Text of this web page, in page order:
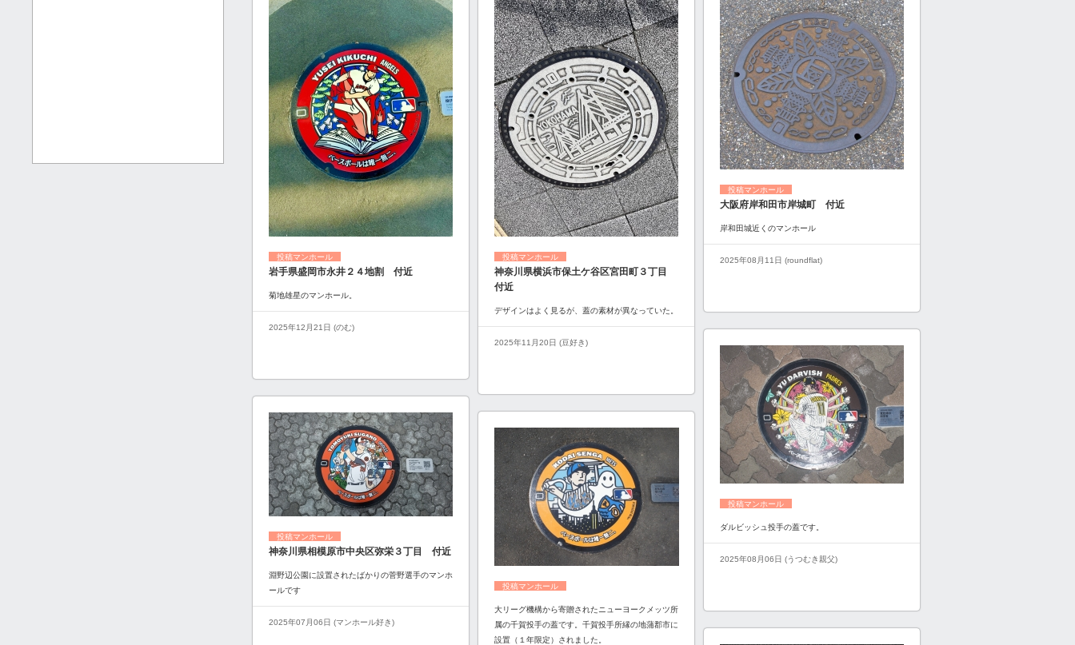
投稿マンホール
岩手県盛岡市永井２４地割 付近
菊地雄星のマンホール。
2025年12月21日 (のむ)
投稿マンホール
神奈川県横浜市保土ケ谷区宮田町３丁目
付近
デザインはよく見るが、蓋の素材が異なっていた。
2025年11月20日 (豆好き)
投稿マンホール
大阪府岸和田市岸城町 付近
岸和田城近くのマンホール
2025年08月11日 (roundflat)
投稿マンホール
ダルビッシュ投手の蓋です。
2025年08月06日 (うつむき親父)
投稿マンホール
神奈川県相模原市中央区弥栄３丁目 付近
淵野辺公園に設置されたばかりの菅野選手のマンホ
ールです
2025年07月06日 (マンホール好き)
投稿マンホール
大リーグ機構から寄贈されたニューヨークメッツ所
属の千賀投手の蓋です。千賀投手所縁の地蒲郡市に
設置（１年限定）されました。